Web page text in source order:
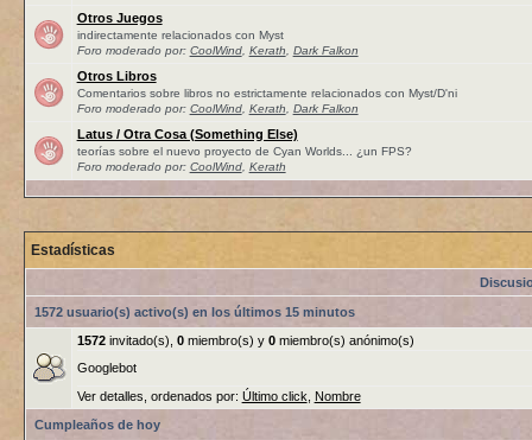
Otros Juegos
indirectamente relacionados con Myst
Foro moderado por: CoolWind, Kerath Dark Falkon
Otros Libros
Comentarios sobre libros no estrictamente relacionados con Myst/D'ni
Foro moderado por: CoolWind, Kerath Dark Falkon
Latus / Otra Cosa (Something Else)
teorías sobre el nuevo proyecto de Cyan Worlds... ¿un FPS?
Foro moderado por: CoolWind, Kerath
Estadísticas
1572 usuario(s) activo(s) en los últimos 15 minutos
1572invitado(s), 0miembro(s) y 0miembro(s) anónimo(s)
Googlebot
Ver detalles, ordenados por: Último click
Nombre
Cumpleaños de hoy